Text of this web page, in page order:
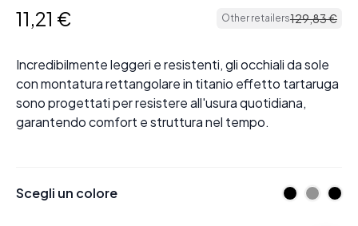
11,21 € Other retailers129,83€
Incredibilmente leggeri e resistenti, gli occhiali da sole
con montatura rettangolare in titanio effetto tartaruga
sono progettati per resistere all'usura quotidiana,
garantendo comfort e struttura nel tempo.
Scegli un colore